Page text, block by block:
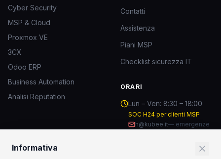
Cyber Security
MSP & Cloud
Proxmox VE
3CX
Odoo ERP
Business Automation
Analisi Reputation
Contatti
Assistenza
Piani MSP
Checklist sicurezza IT
ORARI
Lun – Ven: 8:30 – 18:00
SOC H24 per clienti MSP
h@kubee.it— emergenze
RESTA AGGIORNATO
Informativa